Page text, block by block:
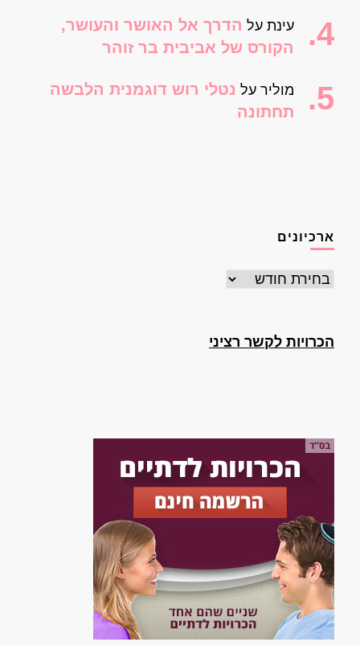
עינת על הדרך אל האושר והעושר,
הקורס של אביבית בר זוהר
מוליר על נטלי רוש דוגמנית הלבשה
תחתונה
ארכיונים
ארכיונים
הכרויות לקשר רציני